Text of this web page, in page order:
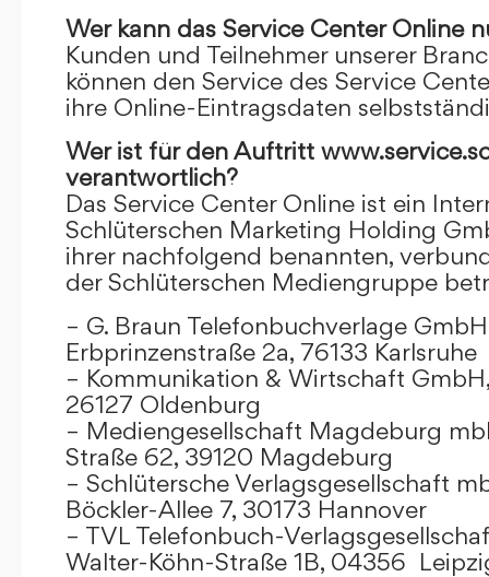
Wer kann das Service Center Online
Kunden und Teilnehmer unserer
können den Service des Service
ihre Online-Eintragsdaten
Wer ist für den Auftritt
verantwortlich?
Das Service Center Online ist ein
Schlüterschen Marketing Holding
ihrer nachfolgend benannten,
der Schlüterschen Mediengruppe
– G. Braun Telefonbuchverlage GmbH
Erbprinzenstraße 2a, 76133 Karlsruhe
– Kommunikation & Wirtschaft
26127 Oldenburg
– Mediengesellschaft Magdeburg
Straße 62, 39120 Magdeburg
– Schlütersche Verlagsgesellschaft
Böckler-Allee 7, 30173 Hannover
– TVL Telefonbuch-
Walter-Köhn-Straße 1B, 04356